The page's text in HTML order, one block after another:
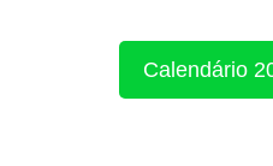
Calendário